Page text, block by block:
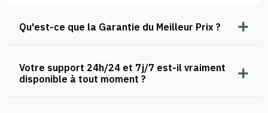
Qu'est-ce que la Garantie du Meilleur Prix ?
Votre support 24h/24 et 7j/7 est-il vraiment
disponible à tout moment ?